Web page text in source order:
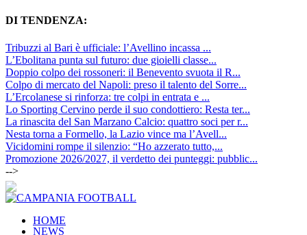
DI TENDENZA:
Tribuzzi al Bari è ufficiale: l’Avellino incassa ...
L’Ebolitana punta sul futuro: due gioielli classe...
Doppio colpo dei rossoneri: il Benevento svuota il R...
Colpo di mercato del Napoli: preso il talento del Sorre...
L’Ercolanese si rinforza: tre colpi in entrata e ...
Lo Sporting Cervino perde il suo condottiero: Resta ter...
La rinascita del San Marzano Calcio: quattro soci per r...
Nesta torna a Formello, la Lazio vince ma l’Avell...
Vicidomini rompe il silenzio: “Ho azzerato tutto,...
Promozione 2026/2027, il verdetto dei punteggi: pubblic...
-->
HOME
NEWS